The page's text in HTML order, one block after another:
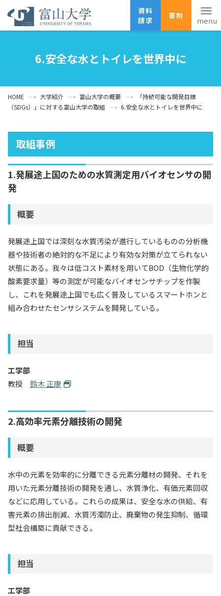
資料
請求
寄附
資料請求
寄附
広報刊行物
受験生の方 地域・一般の方 企業・研究者の方
卒業生の方 在学生の方 教職員の方
大学紹介
教育・学生支援
研究・産学官連携
国際交流・留学
6.安全な水とトイレを世界中に
HOME 大学紹介 富山大学の概要
「持続可能な開発目標
（SDGs）」に対する富山大学の取組
6.安全な水とトイレを世界中に
取組事例
1.発展途上国のための水質測定用バイオセンサの開
発
概要
発展途上国では深刻な水質汚染が進行しているものの分析機
器や技術者の絶対的な不足により有効な対策が立てられない
状態にある。我々は低コスト素材を用いてBOD（生物化学的
酸素要求量）等の測定が可能なバイオセンサチップを作製
し、これを発展途上国でも広く普及しているスマートホンと
組み合わせたセンサシステムを開発している。
担当
工学部
教授 鈴木 正康
2.高効率元素分離技術の開発
概要
水中の元素を効率的に分離できる元素分離材の開発、それを
用いた元素分離技術の開発を通し、水質浄化、有価元素回収
などに応用している。これらの成果は、安全な水の供給、有
害元素の排出削減、水質汚濁防止、廃棄物の発生抑制、循環
型社会構築に貢献できる。
担当
工学部